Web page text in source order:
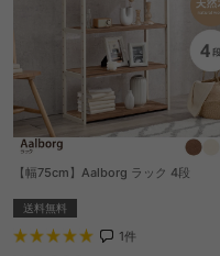
【幅75cm】Aalborg ラック 4段
送料無料
1件